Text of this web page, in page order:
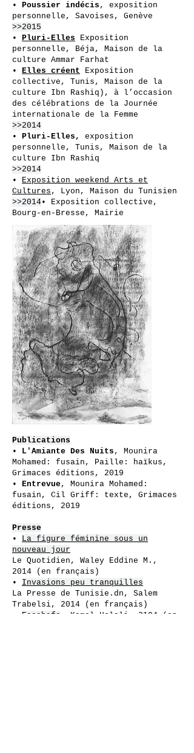
• Poussier indécis , exposition
personnelle, Savoises, Genève
>>2015
• Pluri-Elles Exposition
personnelle, Béja, Maison de la
culture Ammar Farhat
• Elles créent Exposition
collective, Tunis, Maison de la
culture Ibn Rashiq), à l’occasion
des célébrations de la Journée
internationale de la Femme
>>2014
• Pluri-Elles, exposition
personnelle, Tunis, Maison de la
culture Ibn Rashiq
>>2014
• Exposition weekend Arts et
Cultures , Lyon, Maison du Tunisien
>>2014• Exposition collective,
Bourg-en-Bresse, Mairie
Publications
• L'Amiante Des Nuits , Mounira
Mohamed: fusain, Paille: haïkus,
Grimaces éditions, 2019
• Entrevue, Mounira Mohamed:
fusain, Cil Griff: texte, Grimaces
éditions, 2019
Presse
• La figure féminine sous un
nouveau jour
Le Quotidien, Waley Eddine M.,
2014
(en français)
• Invasions peu tranquilles
La Presse de Tunisie.dn, Salem
Trabelsi, 2014
( en français)
Essahafa
, Kamel Helali, 2104 (en